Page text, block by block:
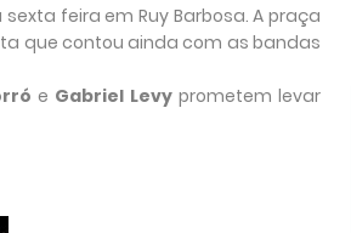
feira em Ruy Barbosa. A praça
que contou ainda com as bandas
e Gabriel Levyprometem levar